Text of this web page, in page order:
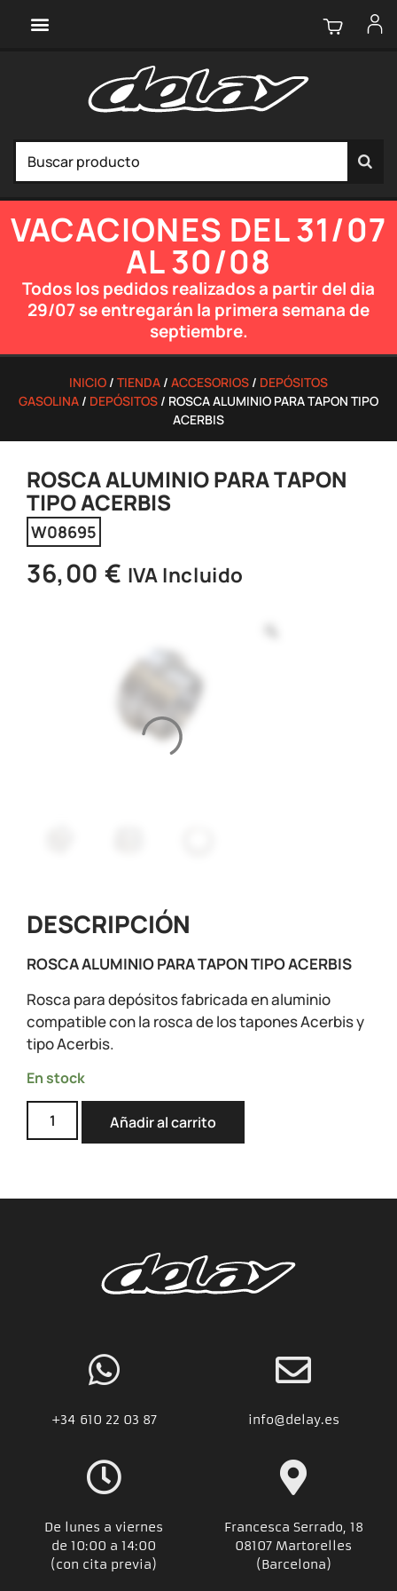
VACACIONES DEL 31/07
AL 30/08
Todos los pedidos realizados a partir del dia
29/07 se entregarán la primera semana de
septiembre.
INICIO / TIENDA / ACCESORIOS / DEPÓSITOS
GASOLINA / DEPÓSITOS / ROSCA ALUMINIO PARA TAPON TIPO
ACERBIS
ROSCA ALUMINIO PARA TAPON
TIPO ACERBIS
W08695
36,00 € IVA Incluido
DESCRIPCIÓN
ROSCA ALUMINIO PARA TAPON TIPO ACERBIS
Rosca para depósitos fabricada en aluminio
compatible con la rosca de los tapones Acerbis y
tipo Acerbis.
En stock
Añadir al carrito
+34 610 22 03 87 info@delay.es
De lunes a viernes
de 10:00 a 14:00
(con cita previa)
Francesca Serrado, 18
08107 Martorelles
(Barcelona)